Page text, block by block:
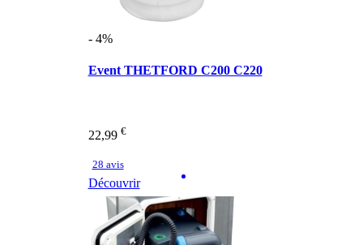
- 4%
Event THETFORD C200 C220
22,99 €
28 avis
Découvrir